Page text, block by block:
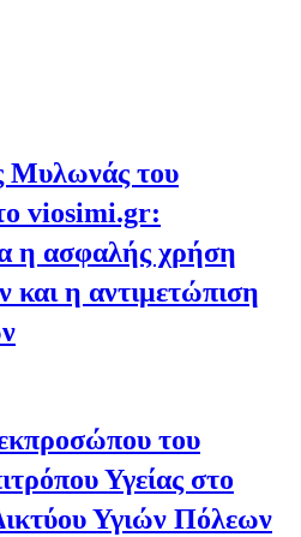
Μυλωνάς του
viosimi.gr:
η ασφαλής χρήση
η αντιμετώπιση
του
Υγείας στο
Υγιών Πόλεων